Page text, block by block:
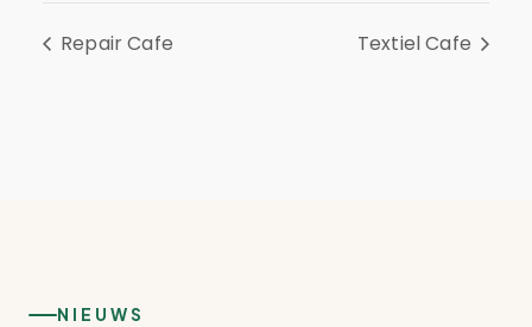
Repair Cafe Textiel Cafe
NIEUWS